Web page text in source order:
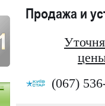
Продажа и
(067)